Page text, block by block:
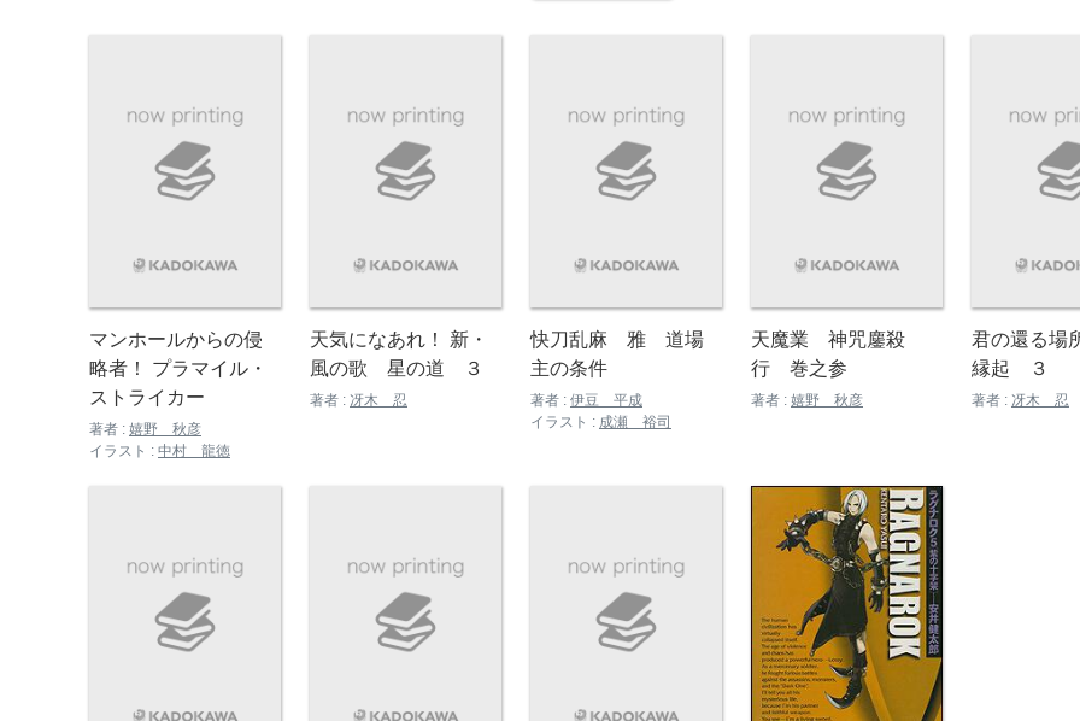
マンホールからの侵
略者！ プラマイル・
ストライカー
著者 : 嬉野 秋彦
イラスト : 中村 龍徳
天気になあれ！ 新・
風の歌 星の道 ３
著者 : 冴木 忍
快刀乱麻 雅 道場
主の条件
著者 : 伊豆 平成
イラスト : 成瀬 裕司
天魔業 神咒鏖殺
行 巻之参
著者 : 嬉野 秋彦
君の還る場
縁起 ３
著者 : 冴木 忍